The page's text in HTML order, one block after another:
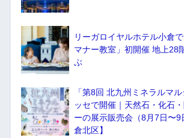
リーガロイヤルホテル小倉
マナー教室」初開催 地上28
ぶ
「第8回 北九州ミネラルマ
ッセで開催｜天然石・化石
ーの展示販売会（8月7日〜
倉北区】